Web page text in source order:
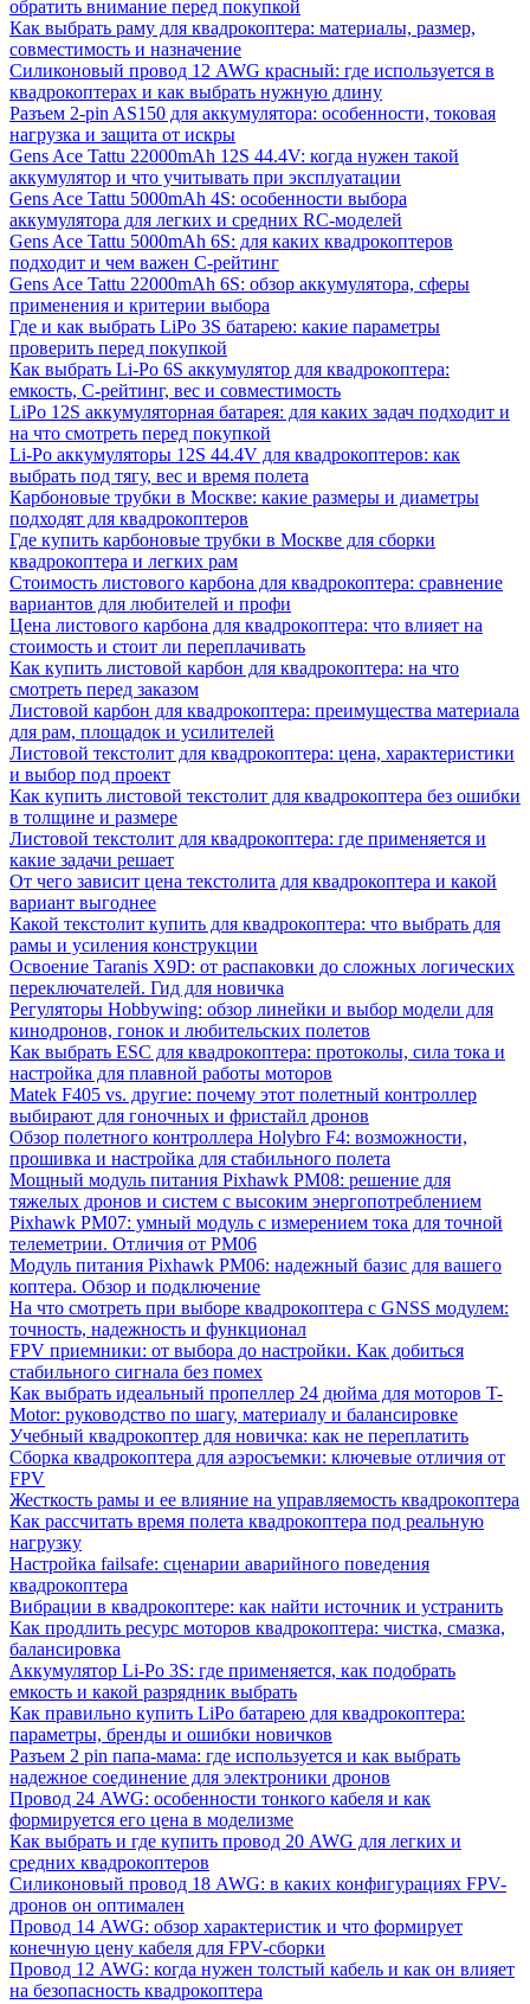
обратить внимание перед покупкой
Как выбрать раму для квадрокоптера: материалы, размер,
совместимость и назначение
Силиконовый провод 12 AWG красный: где используется в
квадрокоптерах и как выбрать нужную длину
Разъем 2-pin AS150 для аккумулятора: особенности, токовая
нагрузка и защита от искры
Gens Ace Tattu 22000mAh 12S 44.4V: когда нужен такой
аккумулятор и что учитывать при эксплуатации
Gens Ace Tattu 5000mAh 4S: особенности выбора
аккумулятора для легких и средних RC-моделей
Gens Ace Tattu 5000mAh 6S: для каких квадрокоптеров
подходит и чем важен C-рейтинг
Gens Ace Tattu 22000mAh 6S: обзор аккумулятора, сферы
применения и критерии выбора
Где и как выбрать LiPo 3S батарею: какие параметры
проверить перед покупкой
Как выбрать Li-Po 6S аккумулятор для квадрокоптера:
емкость, C-рейтинг, вес и совместимость
LiPo 12S аккумуляторная батарея: для каких задач подходит и
на что смотреть перед покупкой
Li-Po аккумуляторы 12S 44.4V для квадрокоптеров: как
выбрать под тягу, вес и время полета
Карбоновые трубки в Москве: какие размеры и диаметры
подходят для квадрокоптеров
Где купить карбоновые трубки в Москве для сборки
квадрокоптера и легких рам
Стоимость листового карбона для квадрокоптера: сравнение
вариантов для любителей и профи
Цена листового карбона для квадрокоптера: что влияет на
стоимость и стоит ли переплачивать
Как купить листовой карбон для квадрокоптера: на что
смотреть перед заказом
Листовой карбон для квадрокоптера: преимущества материала
для рам, площадок и усилителей
Листовой текстолит для квадрокоптера: цена, характеристики
и выбор под проект
Как купить листовой текстолит для квадрокоптера без ошибки
в толщине и размере
Листовой текстолит для квадрокоптера: где применяется и
какие задачи решает
От чего зависит цена текстолита для квадрокоптера и какой
вариант выгоднее
Какой текстолит купить для квадрокоптера: что выбрать для
рамы и усиления конструкции
Освоение Taranis X9D: от распаковки до сложных логических
переключателей. Гид для новичка
Регуляторы Hobbywing: обзор линейки и выбор модели для
кинодронов, гонок и любительских полетов
Как выбрать ESC для квадрокоптера: протоколы, сила тока и
настройка для плавной работы моторов
Matek F405 vs. другие: почему этот полетный контроллер
выбирают для гоночных и фристайл дронов
Обзор полетного контроллера Holybro F4: возможности,
прошивка и настройка для стабильного полета
Мощный модуль питания Pixhawk PM08: решение для
тяжелых дронов и систем с высоким энергопотреблением
Pixhawk PM07: умный модуль с измерением тока для точной
телеметрии. Отличия от PM06
Модуль питания Pixhawk PM06: надежный базис для вашего
коптера. Обзор и подключение
На что смотреть при выборе квадрокоптера с GNSS модулем:
точность, надежность и функционал
FPV приемники: от выбора до настройки. Как добиться
стабильного сигнала без помех
Как выбрать идеальный пропеллер 24 дюйма для моторов T-
Motor: руководство по шагу, материалу и балансировке
Учебный квадрокоптер для новичка: как не переплатить
Сборка квадрокоптера для аэросъемки: ключевые отличия от
FPV
Жесткость рамы и ее влияние на управляемость квадрокоптера
Как рассчитать время полета квадрокоптера под реальную
нагрузку
Настройка failsafe: сценарии аварийного поведения
квадрокоптера
Вибрации в квадрокоптере: как найти источник и устранить
Как продлить ресурс моторов квадрокоптера: чистка, смазка,
балансировка
Аккумулятор Li-Po 3S: где применяется, как подобрать
емкость и какой разрядник выбрать
Как правильно купить LiPo батарею для квадрокоптера:
параметры, бренды и ошибки новичков
Разъем 2 pin папа-мама: где используется и как выбрать
надежное соединение для электроники дронов
Провод 24 AWG: особенности тонкого кабеля и как
формируется его цена в моделизме
Как выбрать и где купить провод 20 AWG для легких и
средних квадрокоптеров
Силиконовый провод 18 AWG: в каких конфигурациях FPV-
дронов он оптимален
Провод 14 AWG: обзор характеристик и что формирует
конечную цену кабеля для FPV-сборки
Провод 12 AWG: когда нужен толстый кабель и как он влияет
на безопасность квадрокоптера